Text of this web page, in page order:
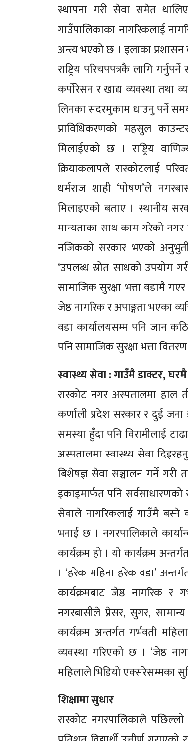
स्थापना गरी सेवा समेत
गाउँपालिकाका नागरिकलाई
अन्त्य भएको छ । इलाका
राष्ट्रिय परिचपपत्रकै लागि
कर्पोरेसन र खाद्य व्यवस्था तथा
लिनका सदरमुकाम धाउनु पर्ने समय
प्राविधिकरणको महसुल
मिलाईएको छ । राष्ट्रिय
क्रियाकलापले रास्कोटलाई
धर्मराज शाही ‘पोषण’ले
मिलाइएको बताए । स्थानीय
मान्यताका साथ काम गरेको
नजिकको सरकार भएको अनुभुती
‘उपलब्ध स्रोत साधको उपयोग
सामाजिक सुरक्षा भत्ता वडामै
जेष्ठ नागरिक र अपाङ्गता भएका
वडा कार्यालयसम्म पनि जान
पनि सामाजिक सुरक्षा भत्ता
स्वास्थ्य सेवा : गाउँमै डाक्टर,
रास्कोट नगर अस्पतालमा हाल
कर्णाली प्रदेश सरकार र दुई
समस्या हुँदा पनि विरामीलाई
अस्पतालमा स्वास्थ्य सेवा
बिशेषज्ञ सेवा सञ्चालन गर्ने गरी
इकाइमार्फत पनि सर्वसाधारणको
सेवाले नागरिकलाई गाउँमै बस्ने
भनाई छ । नगरपालिकाले
कार्यक्रम हो । यो कार्यक्रम
। ‘हरेक महिना हरेक वडा’
कार्यक्रमबाट जेष्ठ नागरिक र
नगरबासीले प्रेसर, सुगर,
कार्यक्रम अन्तर्गत गर्भवती
व्यवस्था गरिएको छ । ‘जेष्ठ
महिलाले भिडियो एक्सरेसम्मका
शिक्षामा सुधार
रास्कोट नगरपालिकाले